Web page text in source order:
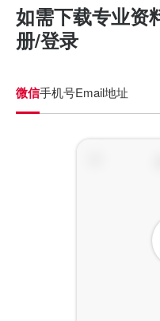
如需下载专业资
册/登录
微信手机号Email地址